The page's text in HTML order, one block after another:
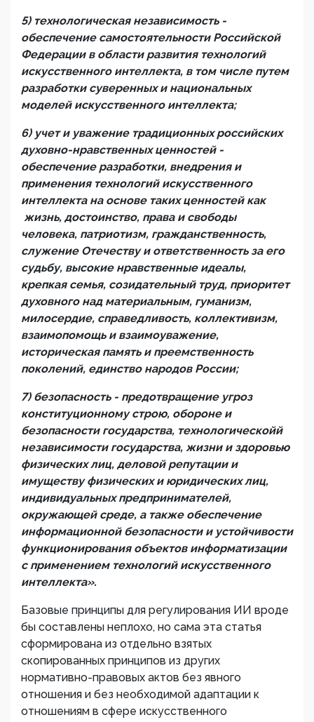
5) технологическаянезависимость -
обеспечение самостоятельности Российской
Федерации в области развития технологий
искусственного интеллекта, в том числе путем
разработки суверенных и национальных
моделей искусственного интеллекта;
6) учет и уважение традиционных российских
духовно-нравственных ценностей -
обеспечение разработки, внедрения и
применения технологий искусственного
интеллекта на основе таких ценностей как
жизнь, достоинство, права и свободы
человека, патриотизм, гражданственность,
служение Отечеству и ответственность за его
судьбу, высокие нравственные идеалы,
крепкая семья, созидательный труд, приоритет
духовного над материальным, гуманизм,
милосердие, справедливость, коллективизм,
взаимопомощь и взаимоуважение,
историческая память и преемственность
поколений, единство народов России;
7) безопасность - предотвращение угроз
конституционному строю, обороне и
безопасности государства, технологическойй
независимости государства, жизни и здоровью
физических лиц, деловой репутации и
имуществу физических и юридических лиц,
индивидуальных предпринимателей,
окружающей среде, а также обеспечение
информационной безопасности и устойчивости
функционирования объектов информатизации
с применением технологий искусственного
интеллекта».
Базовые принципы для регулирования ИИ вроде
бы составлены неплохо, но сама эта статья
сформирована из отдельно взятых
скопированных принципов из других
нормативно-правовых актов без явного
отношения и без необходимой адаптации к
отношениям в сфере искусственного